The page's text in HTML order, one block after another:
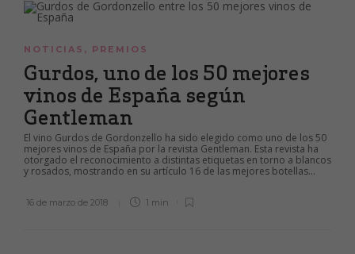
NOTICIAS , PREMIOS
Gurdos, uno de los 50 mejores
vinos de España según
Gentleman
El vino Gurdos de Gordonzello ha sido elegido como uno de los 50
mejores vinos de España por la revista Gentleman. Esta revista ha
otorgado el reconocimiento a distintas etiquetas en torno a blancos
y rosados, mostrando en su artículo 16 de las mejores botellas...
16 de marzo de 2018 1 min